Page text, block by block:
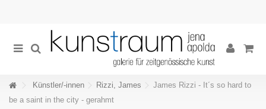
Künstler/-innen Rizzi, James
James Rizzi - It´s so hard to
be a saint in the city - gerahmt